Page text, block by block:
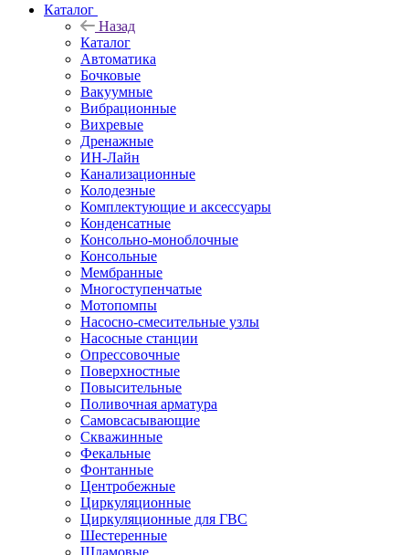
Каталог
Назад
Каталог
Автоматика
Бочковые
Вакуумные
Вибрационные
Вихревые
Дренажные
ИН-Лайн
Канализационные
Колодезные
Комплектующие и аксессуары
Конденсатные
Консольно-моноблочные
Консольные
Мембранные
Многоступенчатые
Мотопомпы
Насосно-смесительные узлы
Насосные станции
Опрессовочные
Поверхностные
Повысительные
Поливочная арматура
Самовсасывающие
Скважинные
Фекальные
Фонтанные
Центробежные
Циркуляционные
Циркуляционные для ГВС
Шестеренные
Шламовые